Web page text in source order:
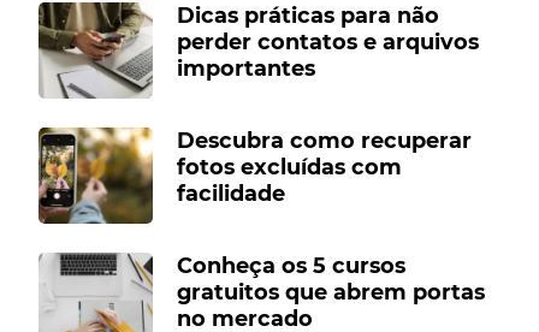
Dicas práticas para não
perder contatos e arquivos
importantes
Descubra como recuperar
fotos excluídas com
facilidade
Conheça os 5 cursos
gratuitos que abrem portas
no mercado